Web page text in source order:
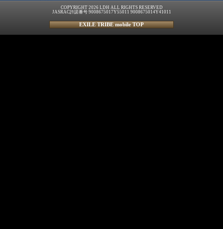
COPYRIGHT 2026 LDH ALL RIGHTS RESERVED
JASRAC許諾番号 9008675017Y55011 9008675014Y41011
EXILE TRIBE mobile TOP